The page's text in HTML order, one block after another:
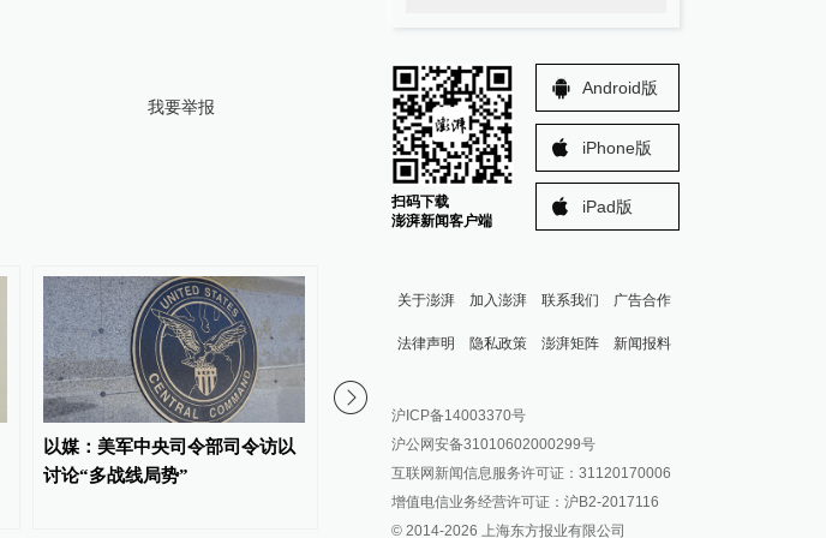
我要举报
以媒：美军中央司令部司令访以
讨论“多战线局势”
万斯称美伊冲突仍处于“博弈中
扫码下载
澎湃新闻客户端
Android版
iPhone版
iPad版
关于澎湃 加入澎湃 联系我们 广告合作
法律声明 隐私政策 澎湃矩阵
澎湃新闻公众号
澎湃新闻抖音号
派生万物开放平台
IP SHANGHAI
新闻报料
报料邮箱: news@thepaper.cn
沪ICP备14003370号
沪公网安备31010602000299号
互联网新闻信息服务许可证：31120170006
增值电信业务经营许可证：沪B2-2017116
© 2014-2026 上海东方报业有限公司